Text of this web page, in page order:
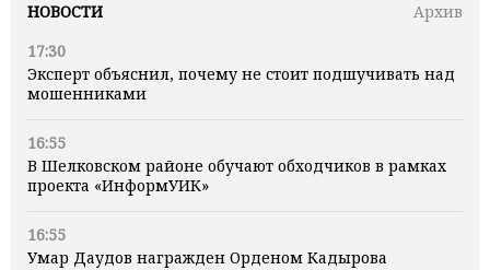
НОВОСТИ
Архив
17:30
Эксперт объяснил, почему не стоит подшучивать над
мошенниками
16:55
В Шелковском районе обучают обходчиков в рамках
проекта «ИнформУИК»
16:55
Умар Даудов награжден Орденом Кадырова